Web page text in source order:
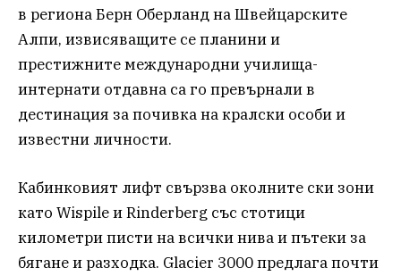
в региона Берн Оберланд на Швейцарските
Алпи, извисяващите се планини и
престижните международни училища-
интернати отдавна са го превърнали в
дестинация за почивка на кралски особи и
известни личности.
Кабинковият лифт свързва околните ски зони
като Wispile и Rinderberg със стотици
километри писти на всички нива и пътеки за
бягане и разходка. Glacier 3000 предлага почти